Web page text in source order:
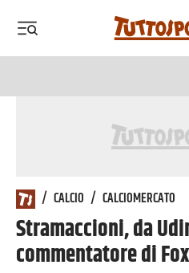
/ CALCIO / CALCIOMERCATO
Stramaccioni, da
commentatore di